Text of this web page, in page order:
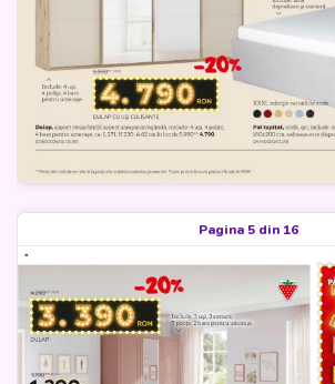
Pagina 5 din 16